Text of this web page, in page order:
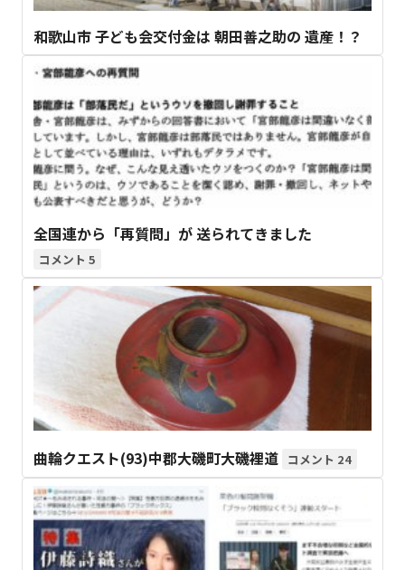
和歌山市 子ども会交付金は 朝田善之助の 遺産！？
全国連から「再質問」が 送られてきました
5
曲輪クエスト(93)中郡大磯町大磯裡道 24